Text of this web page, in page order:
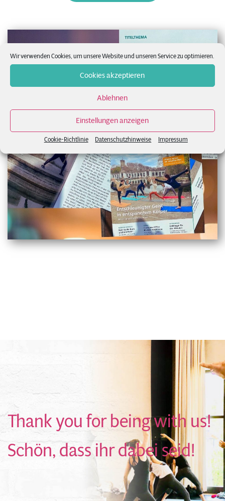
Wir verwenden Cookies, um unsere Website und unseren Service zu optimieren.
Cookies akzeptieren
Ablehnen
Einstellungen anzeigen
Cookie-Richtlinie Datenschutzhinweise Impressum
Thank you for being with us!
Schön, dass ihr dabei seid!